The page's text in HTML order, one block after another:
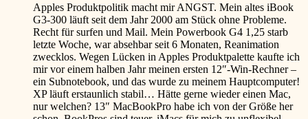
Apples Produktpolitik macht mir ANGST. Mein altes iBook
G3-300 läuft seit dem Jahr 2000 am Stück ohne Probleme.
Recht für surfen und Mail. Mein Powerbook G4 1,25 starb
letzte Woche, war absehbar seit 6 Monaten, Reanimation
zwecklos. Wegen Lücken in Apples Produktpalette kaufte ich
mir vor einem halben Jahr meinen ersten 12″-Win-Rechner –
ein Subnotebook, und das wurde zu meinem Hauptcomputer!
XP läuft erstaunlich stabil… Hätte gerne wieder einen Mac,
nur welchen? 13″ MacBookPro habe ich von der Größe her